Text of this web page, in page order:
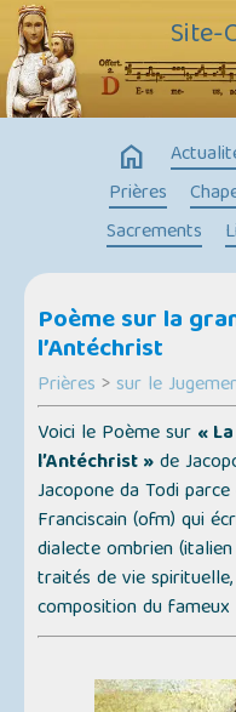
Site-
home
Prières
Sacrements
Poème sur la
l’Antéchrist
Prières >sur le
Voici le Poème sur «
l’Antéchrist »de
Jacopone da Todi
Franciscain (ofm) qui
dialecte ombrien
traités de vie
composition du fameux